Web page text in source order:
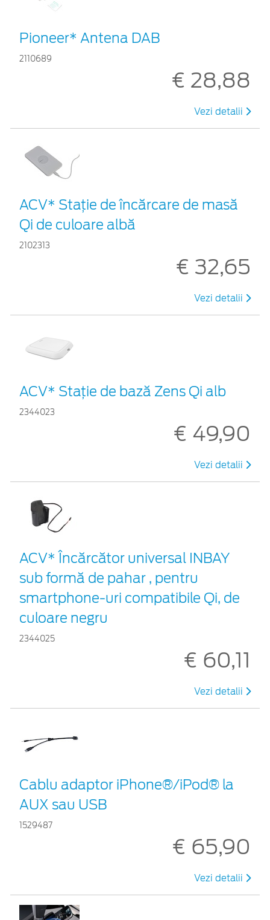
Pioneer* Antena DAB
2110689
€ 28,88
Vezi detalii
ACV* Stație de încărcare de masă
Qi de culoare albă
2102313
€ 32,65
Vezi detalii
ACV* Stație de bază Zens Qi alb
2344023
€ 49,90
Vezi detalii
ACV* Încărcător universal INBAY
sub formă de pahar , pentru
smartphone-uri compatibile Qi, de
culoare negru
2344025
€ 60,11
Vezi detalii
Cablu adaptor iPhone®/iPod® la
AUX sau USB
1529487
€ 65,90
Vezi detalii